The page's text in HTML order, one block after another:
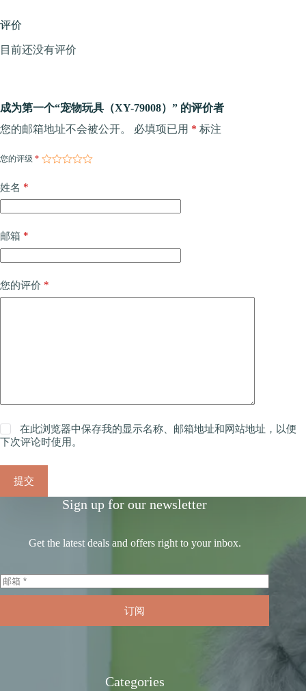
评价
目前还没有评价
成为第一个“宠物玩具（XY-79008）” 的评价者
您的邮箱地址不会被公开。
必填项已用 * 标注
您的评级 *
姓名 *
邮箱 *
您的评价 *
在此浏览器中保存我的显示名称、邮箱地址和网站地址，以便
下次评论时使用。
提交
Sign up for our newsletter
Get the latest deals and offers right to your inbox.
订阅
Categories